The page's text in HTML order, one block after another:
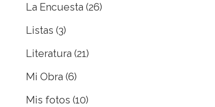
La Encuesta (26)
Listas (3)
Literatura (21)
Mi Obra (6)
Mis fotos (10)